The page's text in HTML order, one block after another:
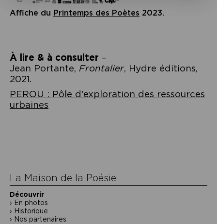
Affiche du Printemps des Poètes 2023.
À lire & à consulter –
Jean Portante, Frontalier, Hydre éditions,
2021.
PEROU : Pôle d’exploration des ressources
urbaines
La Maison de la Poésie
Découvrir
En photos
Historique
Nos partenaires